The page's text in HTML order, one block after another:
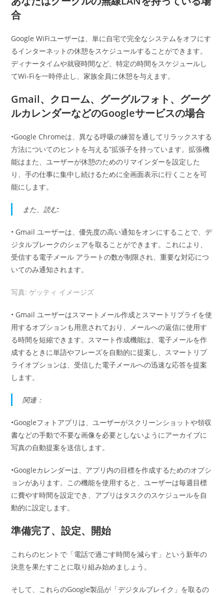
合
Google WiFiユーザーは、単に自宅で完全なシステムをオフにす
るインターネットの休憩をスケジュールすることができます。
ディナータイムや就寝時間など、特定の時間をスケジュールし
てWi-Fiを一時停止し、家族全員に休憩を与えます。
Gmail、クローム、グーグルフォト、グーグ
ルカレンダーなどのGoogleサービスの場合
•Google Chromeは、異なる呼吸の練習を通してリラックスする
方法についてのヒントを与える”拡張子を持っています。拡張機
能はまた、ユーザーが休憩のためのリマインダーを設定した
り、手の仕事に集中し続けるために全画面表示に行くことを可
能にします。
また、読む:
• Gmail ユーザーは、優先度の高い通知をオンにすることで、デ
ジタルブレークのシェアを取ることができます。これにより、
受信する電子メール アラートの数が制限され、重要な対応につ
いてのみ通知されます。
写真: ゲッティ イメージズ
• Gmail ユーザーはスマートメール作成とスマートリプライを使
用するオプションも用意されており、メールへの返信に使用す
る時間を短縮できます。スマート作成機能は、電子メールを作
成するときに単語やフレーズを自動的に提案し、スマートリプ
ライオプションは、受信した電子メールへの迅速な応答を提案
します。
関連：
•Googleフォトアプリは、ユーザーがスクリーンショットや領収
書などの手動で不要な画像を必要としないようにアーカイブに
写真の自動提案を送信します。
•Googleカレンダーは、アプリ内の目標を作成するためのオプシ
ョンがあります。この機能を使用すると、ユーザーは毎週目標
に費やす時間を設定でき、アプリはタスクのスケジュールを自
動的に設定します。
準備完了、設定、開始
これらのヒントで「電話で過ごす時間を減らす」という新年の
決意を果たすことに取り組み始めましょう。
そして、これらのGoogle製品が「デジタルブレイク」を取るの